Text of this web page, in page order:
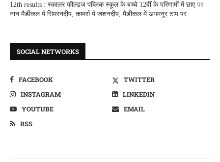
12th results : स्कालर फील्डज पब्लिक स्कूल के बच्चे 12वीं के परिणामों में छाएपर
नान मैडीकल में सिमरनदीप, कामर्स में जशनदीप, मैडीकल में अगमनूर टाप पर
SOCIAL NETWORKS
FACEBOOK
TWITTER
INSTAGRAM
LINKEDIN
YOUTUBE
EMAIL
RSS